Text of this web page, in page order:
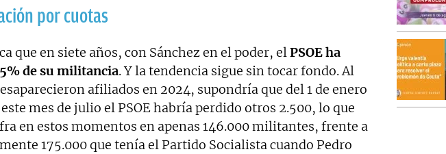
por cuotas
que en siete años, con Sánchez en el poder, elPSOE ha
de su militancia. Y la tendencia sigue sin tocar fondo. Al
afiliados en 2024, supondría que del 1 de enero
mes de julio el PSOE habría perdido otros 2.500, lo que
en estos momentos en apenas 146.000 militantes, frente a
175.000 que tenía el Partido Socialista cuando Pedro